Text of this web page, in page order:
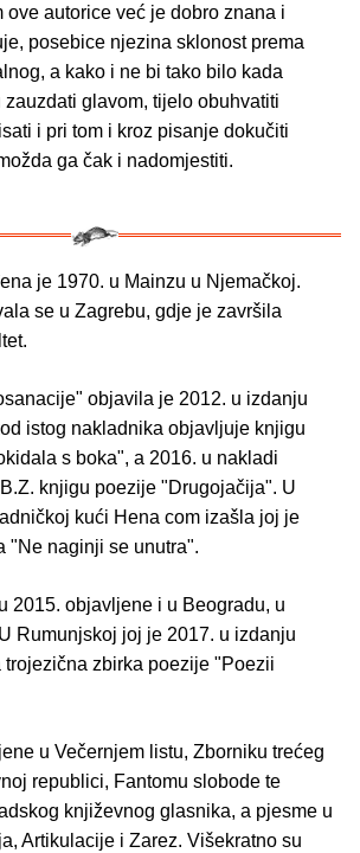
ove autorice već je dobro znana i
posebice njezina sklonost prema
a kako i ne bi tako bilo kada
glavom, tijelo obuhvatiti
i pri tom i kroz pisanje dokučiti
ga čak i nadomjestiti.
je 1970. u Mainzu u Njemačkoj.
se u Zagrebu, gdje je završila
objavila je 2012. u izdanju
istog nakladnika objavljuje knjigu
s boka", a 2016. u nakladi
knjigu poezije "Drugojačija". U
kući Hena com izašla joj je
"Ne naginji se unutra".
2015. objavljene i u Beogradu, u
Rumunjskoj joj je 2017. u izdanju
trojezična zbirka poezije "Poezii
u Večernjem listu, Zborniku trećeg
republici, Fantomu slobode te
književnog glasnika, a pjesme u
Artikulacije i Zarez. Višekratno su